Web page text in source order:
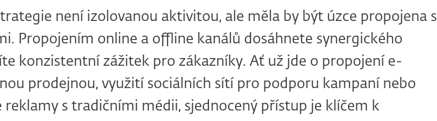
není izolovanou aktivitou, ale měla by být úzce propojena s
Propojením online a offline kanálů dosáhnete synergického
konzistentní zážitek pro zákazníky. Ať už jde o propojení e-
prodejnou, využití sociálních sítí pro podporu kampaní nebo
reklamy s tradičními médii, sjednocený přístup je klíčem k